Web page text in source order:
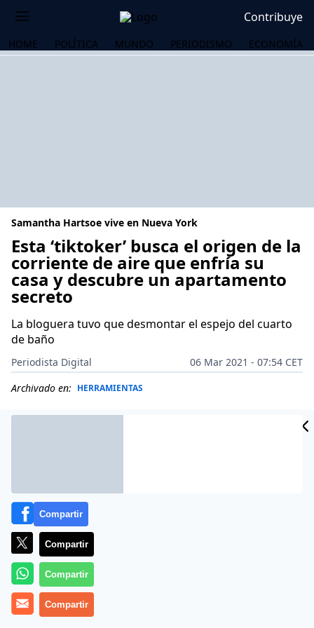
Contribuye
HOME POLÍTICA MUNDO PERIODISMO ECONOMÍA
Samantha Hartsoe vive en Nueva York
Esta ‘tiktoker’ busca el origen de la
corriente de aire que enfría su
casa y descubre un apartamento
secreto
La bloguera tuvo que desmontar el espejo del cuarto
de baño
Periodista Digital
06 Mar 2021 - 07:54 CET
Archivado en: HERRAMIENTAS
Más información
Compartir
Compartir
Compartir
Compartir